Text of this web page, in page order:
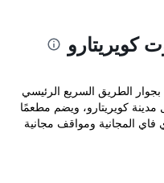
كويريتارو
يقع Courtyard by Marriott Queretaro بجوار الطريق السريع الرئيسي
كويريتارو، ويضم مطعمًا
فاي المجانية ومواقف مجانية